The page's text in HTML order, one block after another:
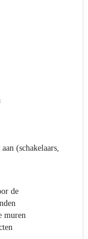
(schakelaars,
de
muren